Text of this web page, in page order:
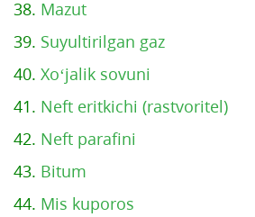
38. Mazut
39. Suyultirilgan gaz
40. Xo‘jalik sovuni
41. Neft eritkichi (rastvoritel)
42. Neft parafini
43. Bitum
44. Mis kuporos